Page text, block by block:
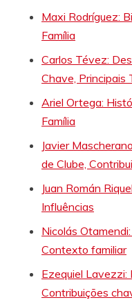
Maxi Rodríguez:
Família
Carlos Tévez:
Chave, Principais
Ariel Ortega:
Família
Javier
de Clube,
Juan Román
Influências
Nicolás
Contexto familiar
Ezequiel Lavezzi:
Contribuições